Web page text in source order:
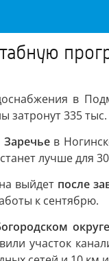
в
затронут 335
в
лучше для
выйдет после
к сентябрю.
округе
участок